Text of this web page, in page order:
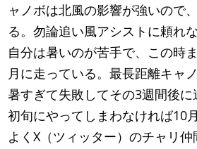
ャノボは北風の影響が強いので
る。勿論追い風アシストに頼れ
自分は暑いのが苦手で、この時
月に走っている。最長距離キャ
暑すぎて失敗してその3週間後に
初旬にやってしまわなければ10
よくX（ツィッター）のチャリ